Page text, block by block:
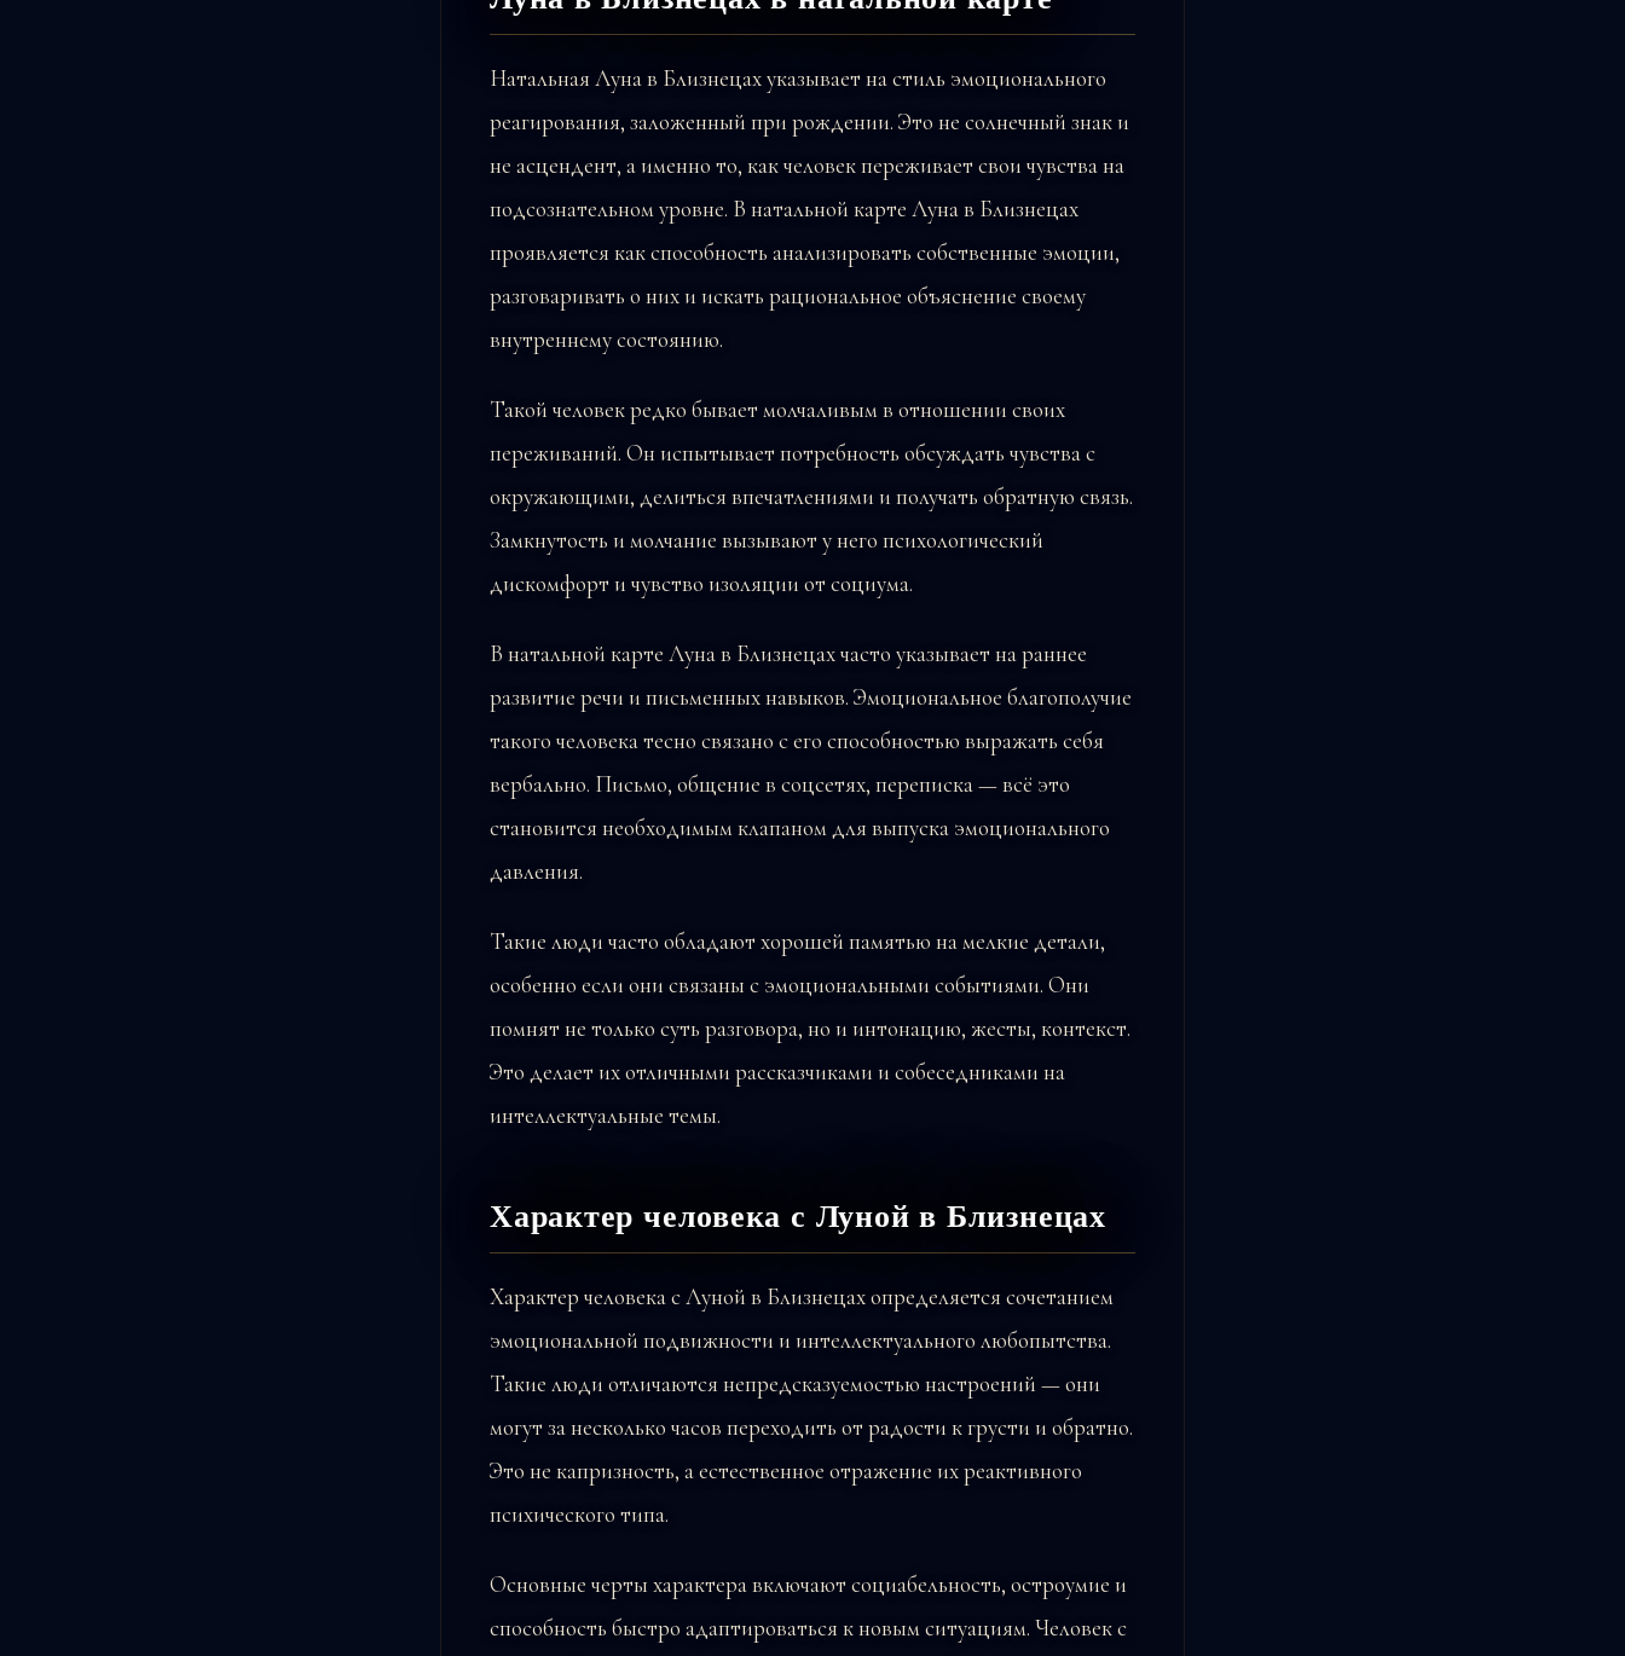
Натальная Луна в Близнецах указывает на стиль эмоционального
реагирования, заложенный при рождении. Это не солнечный знак и
не асцендент, а именно то, как человек переживает свои чувства на
подсознательном уровне. В натальной карте Луна в Близнецах
проявляется как способность анализировать собственные эмоции,
разговаривать о них и искать рациональное объяснение своему
внутреннему состоянию.
Такой человек редко бывает молчаливым в отношении своих
переживаний. Он испытывает потребность обсуждать чувства с
окружающими, делиться впечатлениями и получать обратную связь.
Замкнутость и молчание вызывают у него психологический
дискомфорт и чувство изоляции от социума.
В натальной карте Луна в Близнецах часто указывает на раннее
развитие речи и письменных навыков. Эмоциональное благополучие
такого человека тесно связано с его способностью выражать себя
вербально. Письмо, общение в соцсетях, переписка — всё это
становится необходимым клапаном для выпуска эмоционального
давления.
Такие люди часто обладают хорошей памятью на мелкие детали,
особенно если они связаны с эмоциональными событиями. Они
помнят не только суть разговора, но и интонацию, жесты, контекст.
Это делает их отличными рассказчиками и собеседниками на
интеллектуальные темы.
Характер человека с Луной в Близнецах
Характер человека с Луной в Близнецах определяется сочетанием
эмоциональной подвижности и интеллектуального любопытства.
Такие люди отличаются непредсказуемостью настроений — они
могут за несколько часов переходить от радости к грусти и обратно.
Это не капризность, а естественное отражение их реактивного
психического типа.
Основные черты характера включают социабельность, остроумие и
способность быстро адаптироваться к новым ситуациям. Человек с